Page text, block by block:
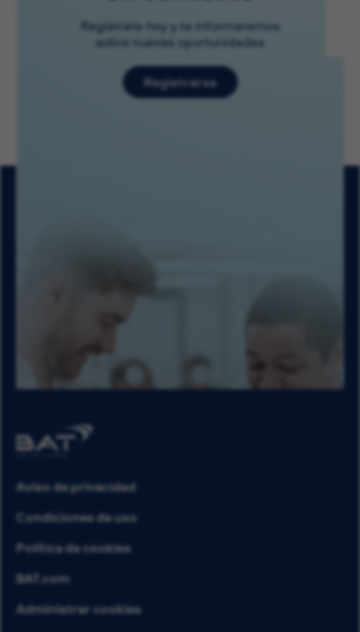
Regístrate hoy y te informaremos
sobre nuevas oportunidades
Registrarse
Aviso de privacidad
Condiciones de uso
Política de cookies
BAT.com
Administrar cookies